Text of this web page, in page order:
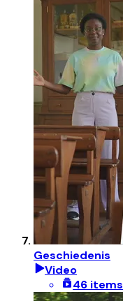
Geschiedenis
Video
46 items